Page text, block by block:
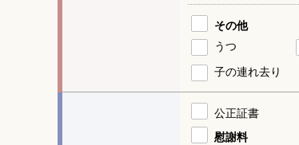
その他
うつ
子の連れ去り
公正証書
慰謝料